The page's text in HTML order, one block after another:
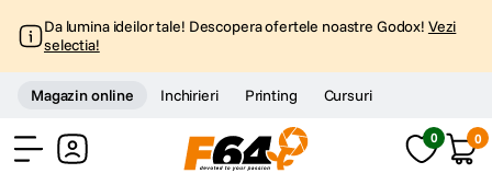
Da lumina ideilor tale! Descopera ofertele noastre Godox! Vezi
selectia!
Magazin online Inchirieri Printing Cursuri
0 0